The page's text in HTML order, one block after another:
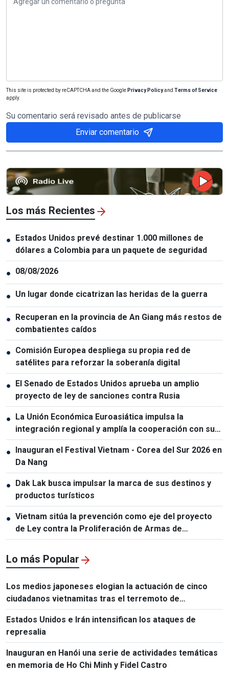
This site is protected by reCAPTCHA and the Google Privacy Policyand Terms of Service
apply.
Su comentario será revisado antes de publicarse
Enviar comentario
Los más Recientes
● Estados Unidos prevé destinar 1.000 millones de
dólares a Colombia para un paquete de seguridad
● 08/08/2026
● Un lugar donde cicatrizan las heridas de la guerra
● Recuperan en la provincia de An Giang más restos de
combatientes caídos
● Comisión Europea despliega su propia red de
satélites para reforzar la soberanía digital
● El Senado de Estados Unidos aprueba un amplio
proyecto de ley de sanciones contra Rusia
● La Unión Económica Euroasiática impulsa la
integración regional y amplía la cooperación con sus
socios
● Inauguran el Festival Vietnam - Corea del Sur 2026 en
Da Nang
● Dak Lak busca impulsar la marca de sus destinos y
productos turísticos
● Vietnam sitúa la prevención como eje del proyecto
de Ley contra la Proliferación de Armas de
Destrucción Masiva
Lo más Popular
Los medios japoneses elogian la actuación de cinco
ciudadanos vietnamitas tras el terremoto de
Kumamoto
Estados Unidos e Irán intensifican los ataques de
represalia
Inauguran en Hanói una serie de actividades temáticas
en memoria de Ho Chi Minh y Fidel Castro